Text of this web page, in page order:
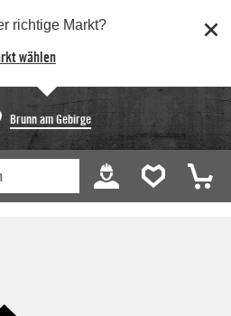
richtige Markt?
wählen
Brunn am Gebirge